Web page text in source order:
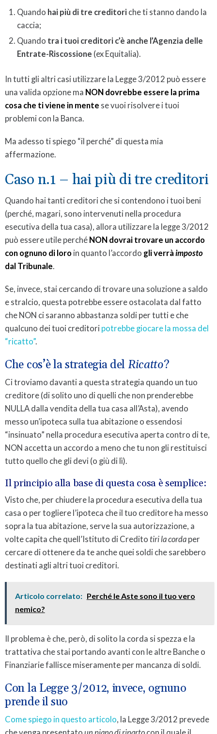
Quando hai più di tre creditori che ti stanno dando la
caccia;
Quando tra i tuoi creditori c’è anche l’Agenzia delle
Entrate-Riscossione (ex Equitalia).
In tutti gli altri casi utilizzare la Legge 3/2012 può essere
una valida opzione ma NON dovrebbe essere la prima
cosa che ti viene in mente se vuoi risolvere i tuoi
problemi con la Banca.
Ma adesso ti spiego “il perché” di questa mia
affermazione.
Caso n.1 – hai più di tre creditori
Quando hai tanti creditori che si contendono i tuoi beni
(perché, magari, sono intervenuti nella procedura
esecutiva della tua casa), allora utilizzare la legge 3/2012
può essere utile perché NON dovrai trovare un accordo
con ognuno di loro in quanto l’accordo gli verràimposto
dal Tribunale.
Se, invece, stai cercando di trovare una soluzione a saldo
e stralcio, questa potrebbe essere ostacolata dal fatto
che NON ci saranno abbastanza soldi per tutti e che
qualcuno dei tuoi creditori potrebbe giocare la mossa del
“ricatto”.
Che cos’è la strategia del Ricatto?
Ci troviamo davanti a questa strategia quando un tuo
creditore (di solito uno di quelli che non prenderebbe
NULLA dalla vendita della tua casa all’Asta), avendo
messo un’ipoteca sulla tua abitazione o essendosi
“insinuato” nella procedura esecutiva aperta contro di te,
NON accetta un accordo a meno che tu non gli restituisci
tutto quello che gli devi (o giù di lì).
Il principio alla base di questa cosa è semplice:
Visto che, per chiudere la procedura esecutiva della tua
casa o per togliere l’ipoteca che il tuo creditore ha messo
sopra la tua abitazione, serve la sua autorizzazione, a
volte capita che quell’Istituto di Credito tiri la corda per
cercare di ottenere da te anche quei soldi che sarebbero
destinati agli altri tuoi creditori.
Articolo correlato: Perché le Aste sono il tuo vero
nemico?
Il problema è che, però, di solito la corda si spezza e la
trattativa che stai portando avanti con le altre Banche o
Finanziarie fallisce miseramente per mancanza di soldi.
Con la Legge 3/2012, invece, ognuno
prende il suo
Come spiego in questo articolo, la Legge 3/2012 prevede